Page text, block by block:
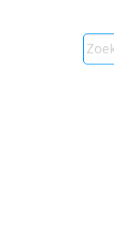
Zoeken
naar: